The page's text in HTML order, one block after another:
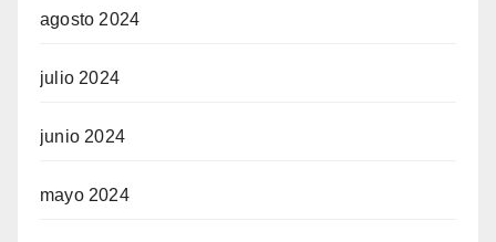
agosto 2024
julio 2024
junio 2024
mayo 2024